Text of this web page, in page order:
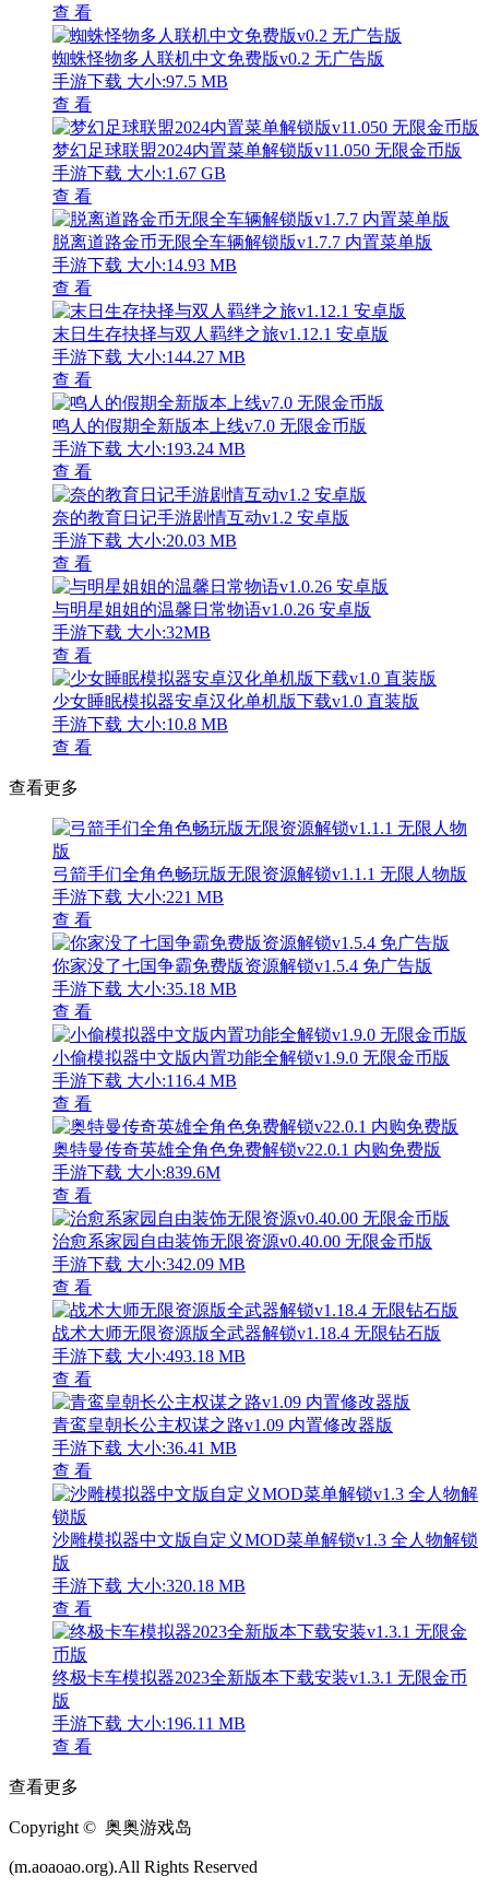
查 看
蜘蛛怪物多人联机中文免费版v0.2 无广告版
手游下载 大小:97.5 MB
查 看
梦幻足球联盟2024内置菜单解锁版v11.050 无限金币版
手游下载 大小:1.67 GB
查 看
脱离道路金币无限全车辆解锁版v1.7.7 内置菜单版
手游下载 大小:14.93 MB
查 看
末日生存抉择与双人羁绊之旅v1.12.1 安卓版
手游下载 大小:144.27 MB
查 看
鸣人的假期全新版本上线v7.0 无限金币版
手游下载 大小:193.24 MB
查 看
奈的教育日记手游剧情互动v1.2 安卓版
手游下载 大小:20.03 MB
查 看
与明星姐姐的温馨日常物语v1.0.26 安卓版
手游下载 大小:32MB
查 看
少女睡眠模拟器安卓汉化单机版下载v1.0 直装版
手游下载 大小:10.8 MB
查 看
查看更多
弓箭手们全角色畅玩版无限资源解锁v1.1.1 无限人物版
手游下载 大小:221 MB
查 看
你家没了七国争霸免费版资源解锁v1.5.4 免广告版
手游下载 大小:35.18 MB
查 看
小偷模拟器中文版内置功能全解锁v1.9.0 无限金币版
手游下载 大小:116.4 MB
查 看
奥特曼传奇英雄全角色免费解锁v22.0.1 内购免费版
手游下载 大小:839.6M
查 看
治愈系家园自由装饰无限资源v0.40.00 无限金币版
手游下载 大小:342.09 MB
查 看
战术大师无限资源版全武器解锁v1.18.4 无限钻石版
手游下载 大小:493.18 MB
查 看
青鸾皇朝长公主权谋之路v1.09 内置修改器版
手游下载 大小:36.41 MB
查 看
沙雕模拟器中文版自定义MOD菜单解锁v1.3 全人物解锁
版
手游下载 大小:320.18 MB
查 看
终极卡车模拟器2023全新版本下载安装v1.3.1 无限金币
版
手游下载 大小:196.11 MB
查 看
查看更多
Copyright © 奥奥游戏岛
(m.aoaoao.org).All Rights Reserved